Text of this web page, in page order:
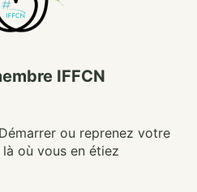
IFFCN
ou reprenez votre